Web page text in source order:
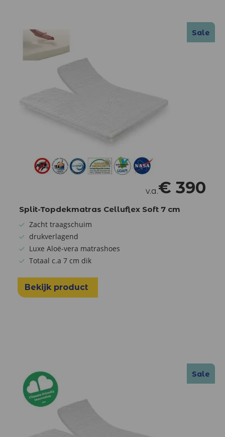
Sale
v.a.€ 390
Split-Topdekmatras Celluflex Soft 7 cm
Zacht traagschuim
drukverlagend
Luxe Aloë-vera matrashoes
Totaal c.a 7 cm dik
Bekijk product
Sale